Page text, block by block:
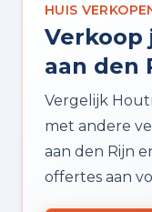
HUIS
Verkoop
aan den
Vergelijk
met andere
aan den Rijn
offertes aan